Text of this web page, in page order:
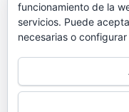
baratos
Prueba: Cupra
funcionamiento de la
servicios. Puede
necesarias o